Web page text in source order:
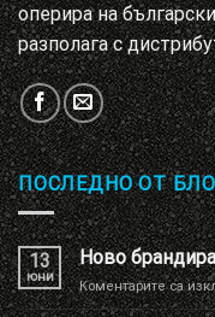
оперира на
разполага с
ПОСЛЕДНО ОТ
13
юни
Ново
Коментарите са